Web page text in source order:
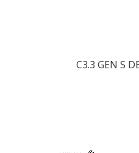
C3.3 GEN S